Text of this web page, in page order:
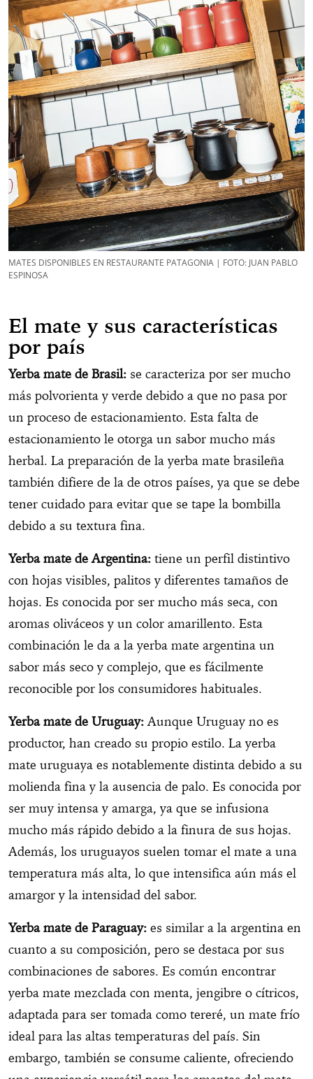
MATES DISPONIBLES EN RESTAURANTE PATAGONIA | FOTO: JUAN PABLO
ESPINOSA
El mate y sus características
por país
Yerba mate de Brasil: se caracteriza por ser mucho
más polvorienta y verde debido a que no pasa por
un proceso de estacionamiento. Esta falta de
estacionamiento le otorga un sabor mucho más
herbal. La preparación de la yerba mate brasileña
también difiere de la de otros países, ya que se debe
tener cuidado para evitar que se tape la bombilla
debido a su textura fina.
Yerba mate de Argentina: tiene un perfil distintivo
con hojas visibles, palitos y diferentes tamaños de
hojas. Es conocida por ser mucho más seca, con
aromas oliváceos y un color amarillento. Esta
combinación le da a la yerba mate argentina un
sabor más seco y complejo, que es fácilmente
reconocible por los consumidores habituales.
Yerba mate de Uruguay:Aunque Uruguay no es
productor, han creado su propio estilo. La yerba
mate uruguaya es notablemente distinta debido a su
molienda fina y la ausencia de palo. Es conocida por
ser muy intensa y amarga, ya que se infusiona
mucho más rápido debido a la finura de sus hojas.
Además, los uruguayos suelen tomar el mate a una
temperatura más alta, lo que intensifica aún más el
amargor y la intensidad del sabor.
Yerba mate de Paraguay: es similar a la argentina en
cuanto a su composición, pero se destaca por sus
combinaciones de sabores. Es común encontrar
yerba mate mezclada con menta, jengibre o cítricos,
adaptada para ser tomada como tereré, un mate frío
ideal para las altas temperaturas del país. Sin
embargo, también se consume caliente, ofreciendo